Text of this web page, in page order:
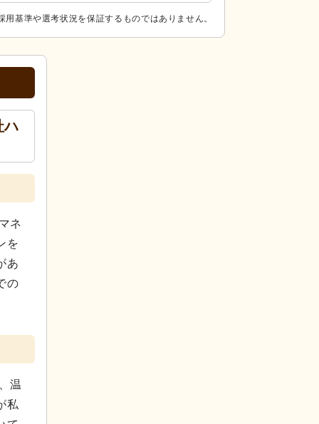
基準や選考状況を保証するものではありません。
ハ
ネ
を
あ
の
温
私